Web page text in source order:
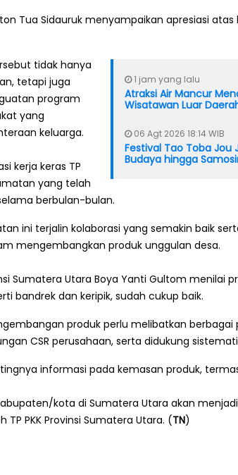
Tua Sidauruk menyampaikan apresiasi
1 jam yang lalu
Atraksi Air Mancur
Wisatawan Luar
06 Agt 2026 18:14 WIB
Festival Tao Toba Jou
Budaya hingga
tidak hanya
tetapi juga
program
yang
keluarga.
kerja keras TP
yang telah
berbulan-bulan.
ini terjalin kolaborasi yang semakin baik
mengembangkan produk unggulan desa.
Sumatera Utara Boya Yanti Gultom menilai
bandrek dan keripik, sudah cukup baik.
produk perlu melibatkan berbagai
CSR perusahaan, serta didukung
informasi pada kemasan produk,
kota di Sumatera Utara akan
PKK Provinsi Sumatera Utara. (TN)